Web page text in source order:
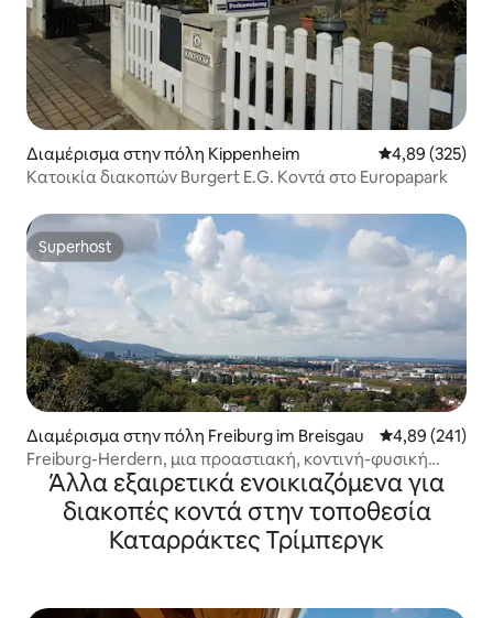
Διαμέρισμα στην πόλη Kippenheim Μέση
4,89 (325)
Κατοικία διακοπών Burgert E.G. Κοντά στο Europapark
Superhost
Superhost
Διαμέρισμα στην πόλη Freiburg im Breisgau Μέση
4,89 (241)
Freiburg-Herdern, μια προαστιακή, κοντινή-φυσική
περιοχή!
Άλλα εξαιρετικά ενοικιαζόμενα για
διακοπές κοντά στην τοποθεσία
Καταρράκτες Τρίμπεργκ